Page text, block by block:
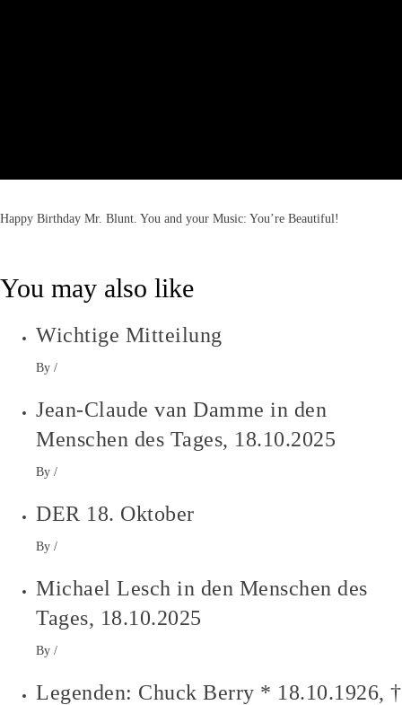
Happy Birthday Mr. Blunt. You and your Music: You’re Beautiful!
You may also like
Wichtige Mitteilung
By /
Jean-Claude van Damme in den
Menschen des Tages, 18.10.2025
By /
DER 18. Oktober
By /
Michael Lesch in den Menschen des
Tages, 18.10.2025
By /
Legenden: Chuck Berry * 18.10.1926, †